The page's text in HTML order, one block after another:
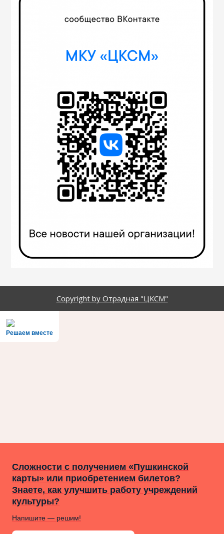
Copyright by Отрадная "ЦКСМ"
Решаем вместе
Сложности с получением «Пушкинской
карты» или приобретением билетов?
Знаете, как улучшить работу учреждений
культуры?
Напишите — решим!